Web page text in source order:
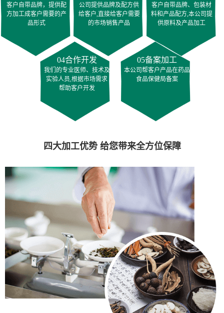
客户自带品牌，提供配
方加工成客户需要的产
品形式
公司提供品牌及配方供
给客户,直接给客户需要
的市场销售产品
客户自带品牌、包装材
料和产品配方,本公司提
供原料及产品加工
04合作开发
我们的专业医师、技术及
实验人员,根据市场需求
帮助客户开发
05备案加工
本公司帮客户产品在药品
食品保健局备案
四大加工优势 给您带来全方位保障